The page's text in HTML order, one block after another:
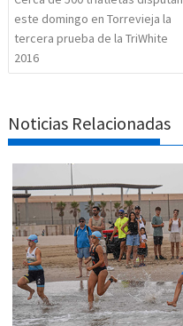
este domingo en Torrevieja la
tercera prueba de la TriWhite
2016
Noticias Relacionadas